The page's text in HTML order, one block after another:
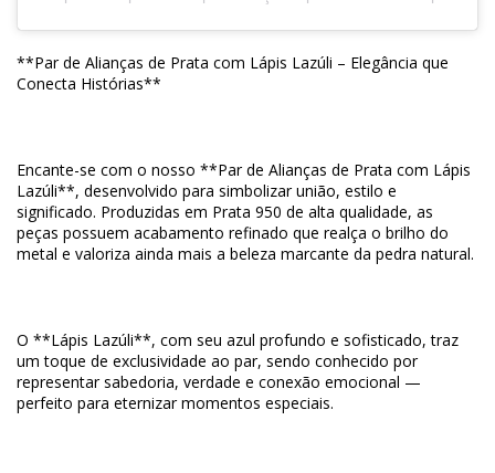
**Par de Alianças de Prata com Lápis Lazúli – Elegância que
Conecta Histórias**
Encante-se com o nosso **Par de Alianças de Prata com Lápis
Lazúli**, desenvolvido para simbolizar união, estilo e
significado. Produzidas em Prata 950 de alta qualidade, as
peças possuem acabamento refinado que realça o brilho do
metal e valoriza ainda mais a beleza marcante da pedra natural.
O **Lápis Lazúli**, com seu azul profundo e sofisticado, traz
um toque de exclusividade ao par, sendo conhecido por
representar sabedoria, verdade e conexão emocional —
perfeito para eternizar momentos especiais.